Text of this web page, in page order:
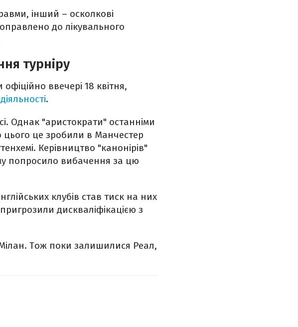
інший – осколкові
до лікувального
турніру
ввечері 18 квітня,
.
Однак "аристократи" останніми
цього це зробили в Манчестер
Керівництво "канонірів"
попросило вибачення за цю
клубів став тиск на них
дискваліфікацією з
Тож поки залишилися Реал,